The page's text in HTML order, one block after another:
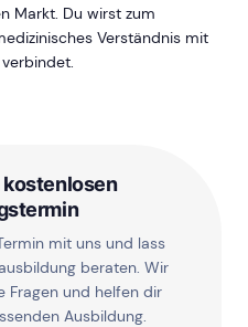
Markt. Du wirst zum
Verständnis mit
kostenlosen
mit uns und lass
beraten. Wir
Fragen und helfen dir
Ausbildung.